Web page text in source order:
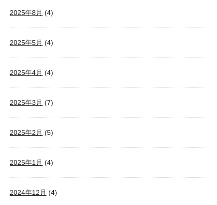
2025年8月 (4)
2025年5月 (4)
2025年4月 (4)
2025年3月 (7)
2025年2月 (5)
2025年1月 (4)
2024年12月 (4)